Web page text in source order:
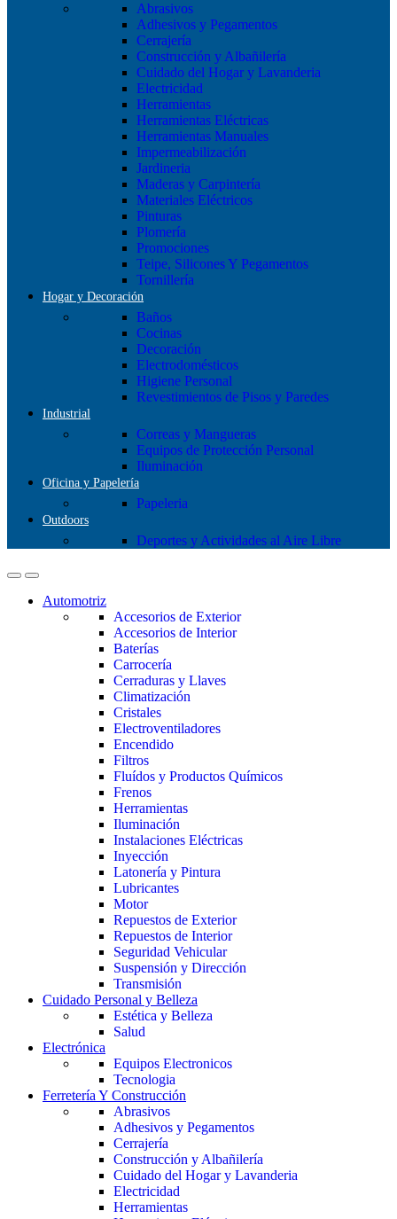
Abrasivos
Adhesivos y Pegamentos
Cerrajería
Construcción y Albañilería
Cuidado del Hogar y Lavanderia
Electricidad
Herramientas
Herramientas Eléctricas
Herramientas Manuales
Impermeabilización
Jardineria
Maderas y Carpintería
Materiales Eléctricos
Pinturas
Plomería
Promociones
Teipe, Silicones Y Pegamentos
Tornillería
Hogar y Decoración
Baños
Cocinas
Decoración
Electrodomésticos
Higiene Personal
Revestimientos de Pisos y Paredes
Industrial
Correas y Mangueras
Equipos de Protección Personal
Iluminación
Oficina y Papelería
Papeleria
Outdoors
Deportes y Actividades al Aire Libre
Automotriz
Accesorios de Exterior
Accesorios de Interior
Baterías
Carrocería
Cerraduras y Llaves
Climatización
Cristales
Electroventiladores
Encendido
Filtros
Fluídos y Productos Químicos
Frenos
Herramientas
Iluminación
Instalaciones Eléctricas
Inyección
Latonería y Pintura
Lubricantes
Motor
Repuestos de Exterior
Repuestos de Interior
Seguridad Vehicular
Suspensión y Dirección
Transmisión
Cuidado Personal y Belleza
Estética y Belleza
Salud
Electrónica
Equipos Electronicos
Tecnologia
Ferretería Y Construcción
Abrasivos
Adhesivos y Pegamentos
Cerrajería
Construcción y Albañilería
Cuidado del Hogar y Lavanderia
Electricidad
Herramientas